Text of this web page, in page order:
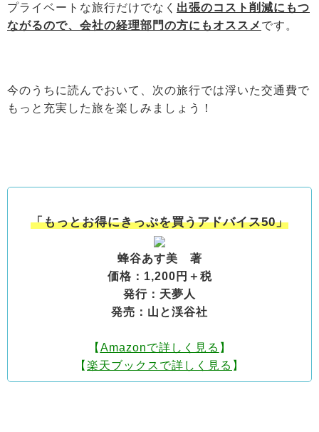
プライベートな旅行だけでなく 出張のコスト削減にもつ
ながるので、会社の経理部門の方にもオススメ です。
今のうちに読んでおいて、次の旅行では浮いた交通費で
もっと充実した旅を楽しみましょう！
「もっとお得にきっぷを買うアドバイス50」
蜂谷あす美 著
価格：1,200円＋税
発行：天夢人
発売：山と渓谷社
【 Amazonで詳しく見る 】
【 楽天ブックスで詳しく見る 】